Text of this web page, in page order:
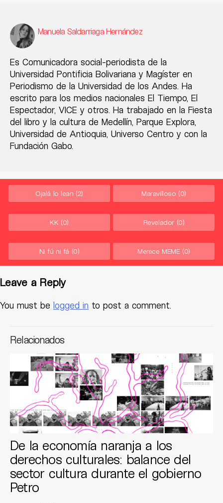
Manuela Saldarriaga Hernández
Es Comunicadora social-periodista de la
Universidad Pontificia Bolivariana y Magíster en
Periodismo de la Universidad de los Andes. Ha
escrito para los medios nacionales El Tiempo, El
Espectador, VICE y otros. Ha trabajado en la Fiesta
del libro y la cultura de Medellín, Parque Explora,
Universidad de Antioquia, Universo Centro y con la
Fundación Gabo.
Ojalá lo lean (2) Maravilloso (0)
KK (0) Revelador (0)
Ni fú ni fá (0) Merece MEME (0)
Leave a Reply
You must be logged in to post a comment.
Relacionados
De la economía naranja a los
derechos culturales: balance del
sector cultura durante el gobierno
Petro